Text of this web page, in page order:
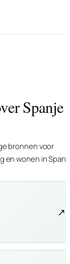
Spanje
bronnen voor
en wonen in
↗